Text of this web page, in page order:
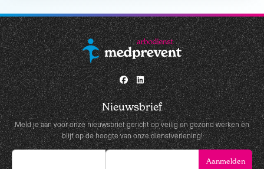
Nieuwsbrief
Meld je aan voor onze nieuwsbrief gericht op veilig en gezond werken en
blijf op de hoogte van onze dienstverlening!